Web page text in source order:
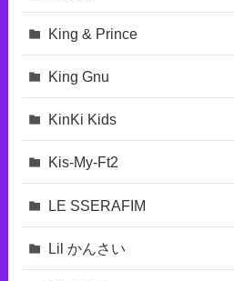
King & Prince
King Gnu
KinKi Kids
Kis-My-Ft2
LE SSERAFIM
Lil かんさい